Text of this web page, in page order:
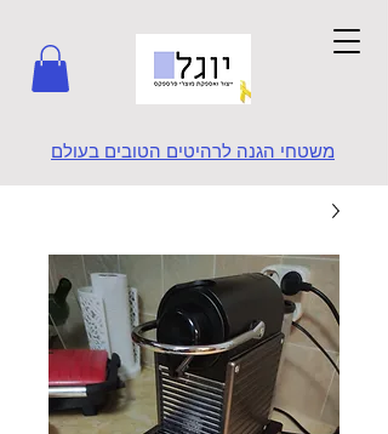
משטחי הגנה לרהיטים הטובים בעולם